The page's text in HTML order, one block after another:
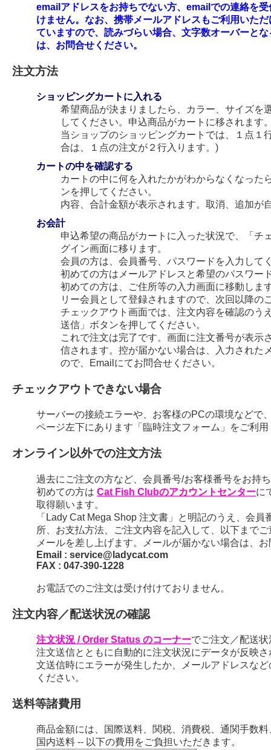
emailアドレスをお持ちでない方、emailでの連絡を
けません。なお、携帯メールアドレスもご利用いた
ていますので、読みづらい場合、文字数オーバーと
は、お問合せください。
注文方法
ショッピングカートに入れる
希望商品が決まりましたら、カラー、サイズを
してください。申込商品がカートに移されます
当ショップのショッピングカートでは、１点１
合は、１点の注文が２行入ります。)
カートの中を確認する
カートの中に何を入れたかがわからなくなった
ンを押してください。
内容、合計金額が表示されます。取消、追加が
お会計
申込希望の商品がカートに入った状況で、「チ
グイン画面に移ります。
会員の方は、会員番号、パスワードを入力して
初めての方はメールアドレスと希望のパスワー
初めての方は、ご住所等の入力画面に移動しま
リー会員として登録されますので、次回以降の
チェックアウト画面では、注文内容を確認のう
送信」ボタンを押してください。
これで注文は完了です。画面に注文番号が表
信されます。控が届かない場合は、入力された
ので、Emailにてお問合せください。
チェックアウトできない場合
サーバーの接続エラーや、お客様のPCの環境などで
ページ左下にあります「臨時注文フォーム」をご利
オンライン以外での注文方法
過去にご注文の方など、会員番号/お客様番号をお持
初めての方は Cat Fish Clubのアカウントセンターに
取得願います。
「Lady Cat Mega Shop 注文書」と明記のうえ、会
所、お支払方法、ご注文内容を記入して、以下まで
メールを差し上げます。メールが届かない場合は、
Email : service@ladycat.com
FAX : 047-390-1228
お電話でのご注文は受け付けておりません。
注文内容／配送状況の確認
注文状況 / Order Status のコーナーでご注文／配送
注文送信とともに自動的に注文状況にデータが反映
文送信時にエラーが発生したか、メールアドレスな
ください。
送料等諸費用
商品金額には、国際送料、関税、消費税、通関手数
国内送料 -- 以下の費用をご負担いただきます。